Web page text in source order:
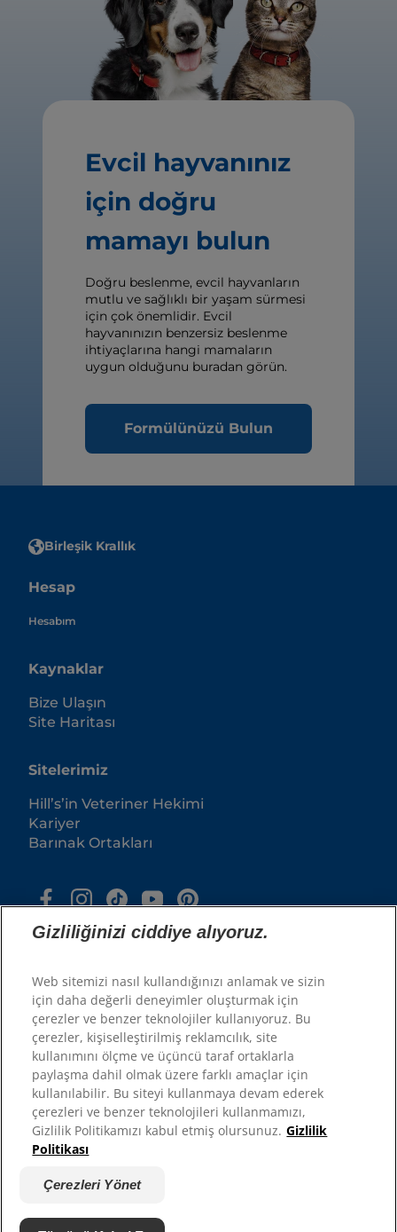
Evcil hayvanınız
için doğru
mamayı bulun
Doğru beslenme, evcil hayvanların
mutlu ve sağlıklı bir yaşam sürmesi
için çok önemlidir. Evcil
hayvanınızın benzersiz beslenme
ihtiyaçlarına hangi mamaların
uygun olduğunu buradan görün.
Formülünüzü Bulun
Birleşik Krallık
Hesap
Hesabım
Kaynaklar
Bize Ulaşın
Site Haritası
Sitelerimiz
Hill’s’in Veteriner Hekimi
Kariyer
Barınak Ortakları
© 2025 Hill's Pet Nutrition, Inc.
Tüm hakları saklıdır.
Burada kullanıldığı şekliyle, tescilli ticari marka
durumu yalnızca ABD için geçerlidir; diğer
coğrafyalardaki tescil durumu farklılık gösterebilir.
Bu siteyi kullanımınız şartlarımıza tabidir.
Şartlar ve Koşullar
Gizliliğinizi ciddiye alıyoruz.
Web sitemizi nasıl kullandığınızı anlamak ve sizin
için daha değerli deneyimler oluşturmak için
çerezler ve benzer teknolojiler kullanıyoruz. Bu
çerezler, kişiselleştirilmiş reklamcılık, site
kullanımını ölçme ve üçüncü taraf ortaklarla
paylaşma dahil olmak üzere farklı amaçlar için
kullanılabilir. Bu siteyi kullanmaya devam ederek
çerezleri ve benzer teknolojileri kullanmamızı,
Gizlilik Politikamızı kabul etmiş olursunuz. Gizlilik
Politikası
Çerezleri Yönet